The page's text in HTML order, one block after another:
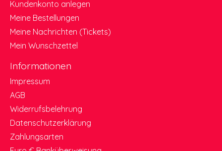
Kundenkonto anlegen
Meine Bestellungen
Meine Nachrichten (Tickets)
Mein Wunschzettel
Informationen
Impressum
AGB
Widerrufsbelehrung
Datenschutzerklärung
Zahlungsarten